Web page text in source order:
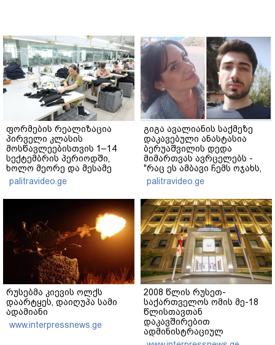
ფორმების რეალიზაცია
პირველი კლასის
მოსწავლეებისთვის 1–14
სექტემბრის პერიოდში,
ხოლო მეორე და მესამე
ეტაპებზე...
palitravideo.ge
გიგა ავალიანის საქმეზე
დაკავებული ანასტასია
ბერუაშვილის დედა
მიმართვას ავრცელებს -
"რაც ეს ამბავი ჩემს ოჯახს,
ჩემს ანასტასიას გადახდა
თავს, მის მერე მე მე არ
ვარ"
palitravideo.ge
რუსებმა კიევის ოლქს
დაარტყეს, დაიღუპა სამი
ადამიანი
www.interpressnews.ge
2008 წლის რუსეთ-
საქართველოს ომის მე-18
წლისთავთან
დაკავშირებით
ადმინისტრაციულ
შენობებზე სახელმწიფო